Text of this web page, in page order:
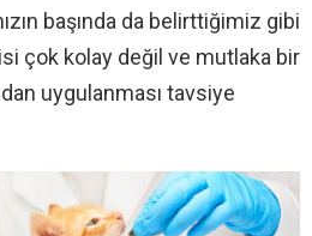
başında da belirttiğimiz gibi
çok kolay değil ve mutlaka bir
uygulanması tavsiye